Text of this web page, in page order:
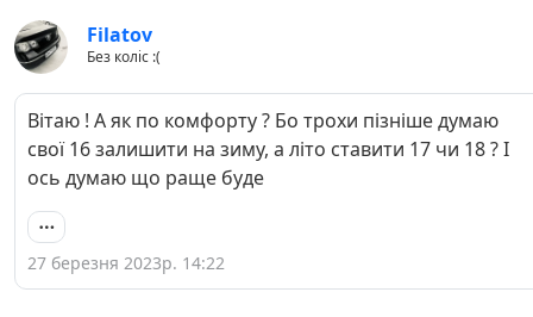
Filatov
Без коліс :(
Вітаю ! А як по комфорту ? Бо трохи пізніше думаю
свої 16 залишити на зиму, а літо ставити 17 чи 18 ? І
ось думаю що раще буде
27 березня 2023р. 14:22